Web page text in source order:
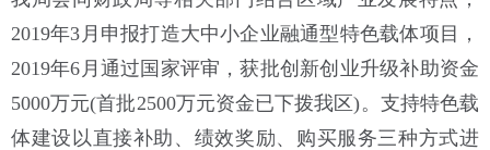
2019年3月申报打造大中小企业融通型特色载体项目，
2019年6月通过国家评审，获批创新创业升级补助资金
5000万元(首批2500万元资金已下拨我区)。支持特色载
体建设以直接补助、绩效奖励、购买服务三种方式进